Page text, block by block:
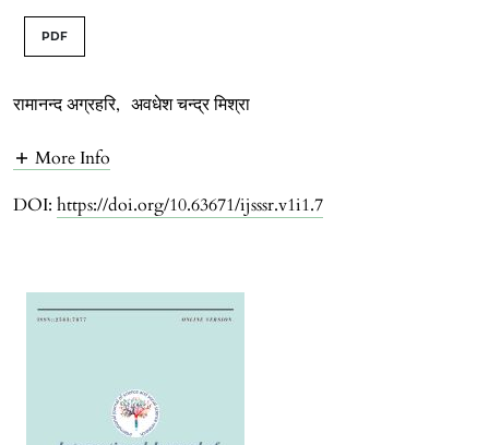
PDF
रामानन्द अग्रहरि, अवधेश चन्द्र मिश्रा
More Info
DOI: https://doi.org/10.63671/ijsssr.v1i1.7